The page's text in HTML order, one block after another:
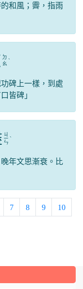
和風；霽，指雨
ㄉ
ㄠ ˋ
碑上一樣，到處
皆碑」
ㄐ
ㄧ
ㄣ
ˋ
年文思漸衰。比
7 8 9 10